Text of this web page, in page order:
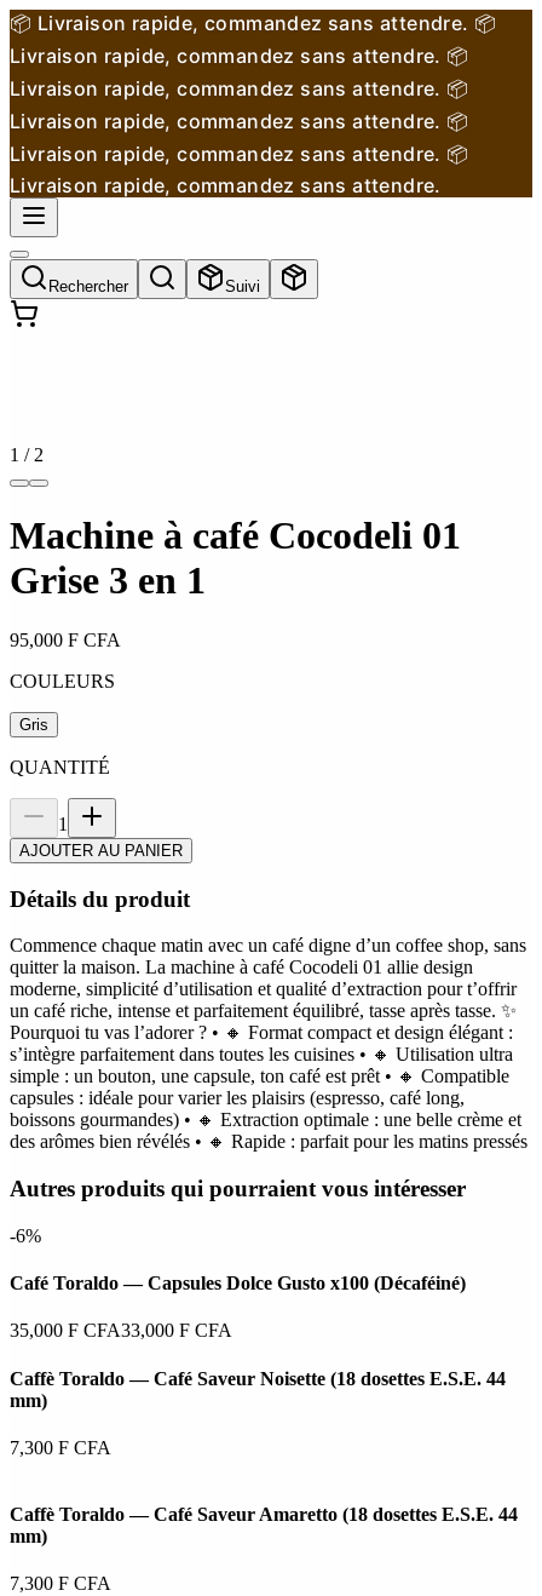
📦 Livraison rapide, commandez sans attendre. 📦
Livraison rapide, commandez sans attendre. 📦
Livraison rapide, commandez sans attendre. 📦
Livraison rapide, commandez sans attendre. 📦
Livraison rapide, commandez sans attendre. 📦
Livraison rapide, commandez sans attendre.
Rechercher Suivi
1 / 2
Machine à café Cocodeli 01
Grise 3 en 1
95,000 F CFA
COULEURS
Gris
QUANTITÉ
1
AJOUTER AU PANIER
Détails du produit
Commence chaque matin avec un café digne d’un coffee shop, sans
quitter la maison. La machine à café Cocodeli 01 allie design
moderne, simplicité d’utilisation et qualité d’extraction pour t’offrir
un café riche, intense et parfaitement équilibré, tasse après tasse. ✨
Pourquoi tu vas l’adorer ? • 🔸 Format compact et design élégant :
s’intègre parfaitement dans toutes les cuisines • 🔸 Utilisation ultra
simple : un bouton, une capsule, ton café est prêt • 🔸 Compatible
capsules : idéale pour varier les plaisirs (espresso, café long,
boissons gourmandes) • 🔸 Extraction optimale : une belle crème et
des arômes bien révélés • 🔸 Rapide : parfait pour les matins pressés
Autres produits qui pourraient vous intéresser
-6%
Café Toraldo — Capsules Dolce Gusto x100 (Décaféiné)
35,000 F CFA33,000 F CFA
Caffè Toraldo — Café Saveur Noisette (18 dosettes E.S.E. 44
mm)
7,300 F CFA
Caffè Toraldo — Café Saveur Amaretto (18 dosettes E.S.E. 44
mm)
7,300 F CFA